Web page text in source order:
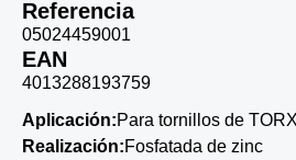
Referencia
05024459001
EAN
4013288193759
Aplicación:Para tornillos de
Realización:Fosfatada de zinc